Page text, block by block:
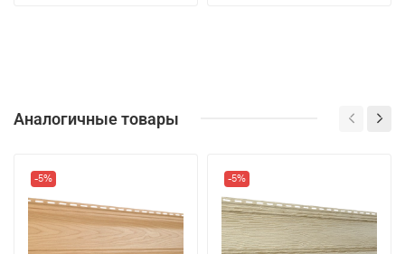
Аналогичные товары
-5% -5%